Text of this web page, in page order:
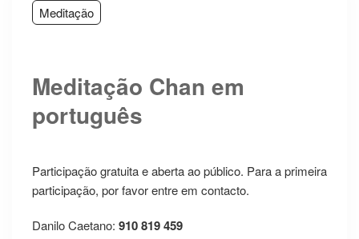
Meditação
Meditação Chan em
português
Participação gratuita e aberta ao público. Para a primeira
participação, por favor entre em contacto.
Danilo Caetano: 910 819 459